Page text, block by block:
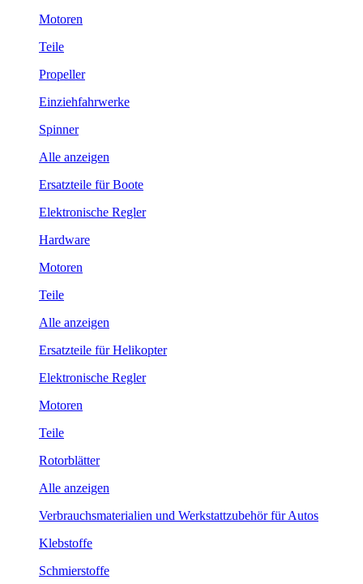
Motoren
Teile
Propeller
Einziehfahrwerke
Spinner
Alle anzeigen
Ersatzteile für Boote
Elektronische Regler
Hardware
Motoren
Teile
Alle anzeigen
Ersatzteile für Helikopter
Elektronische Regler
Motoren
Teile
Rotorblätter
Alle anzeigen
Verbrauchsmaterialien und Werkstattzubehör für Autos
Klebstoffe
Schmierstoffe